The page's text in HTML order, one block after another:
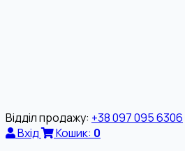
Відділ продажу: +38 097 095 6306
Вхід
Кошик: 0